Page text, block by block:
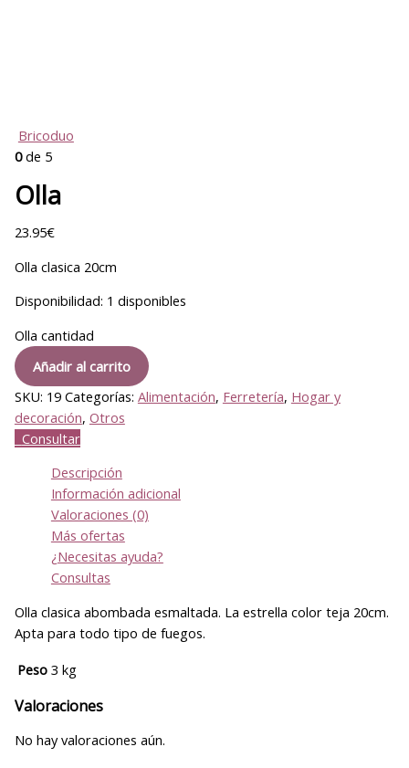
Bricoduo
0de 5
Olla
23.95€
Olla clasica 20cm
Disponibilidad: 1 disponibles
Olla cantidad
Añadir al carrito
SKU: 19 Categorías: Alimentación, Ferretería, Hogar y
decoración, Otros
Consultar
Descripción
Información adicional
Valoraciones (0)
Más ofertas
¿Necesitas ayuda?
Consultas
Olla clasica abombada esmaltada. La estrella color teja 20cm.
Apta para todo tipo de fuegos.
Peso 3 kg
Valoraciones
No hay valoraciones aún.